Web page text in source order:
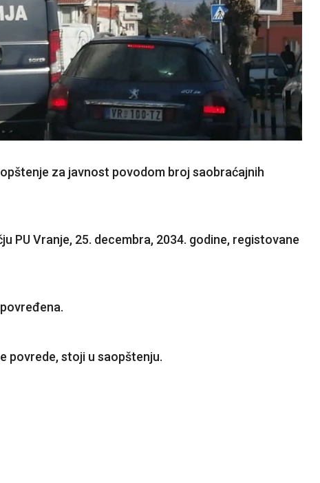
za javnost povodom broj saobraćajnih
PU Vranje, 25. decembra, 2034. godine, registovane
povrede, stoji u saopštenju.